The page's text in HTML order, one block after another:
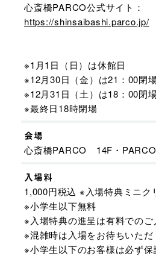
心斎橋PARCO公式サイト：
https://shinsaibashi.parco.jp/
※1月1日（日）は休館日
※12月30日（金）は21：00閉
※12月31日（土）は18：00閉
※最終日18時閉場
会場
心斎橋PARCO 14F・
入場料
1,000円税込 ※入場特典ミニク
※小学生以下無料
※入場特典の進呈は有料でのご
※混雑時は入場をお待ちいただ
※小学生以下のお客様は必ず